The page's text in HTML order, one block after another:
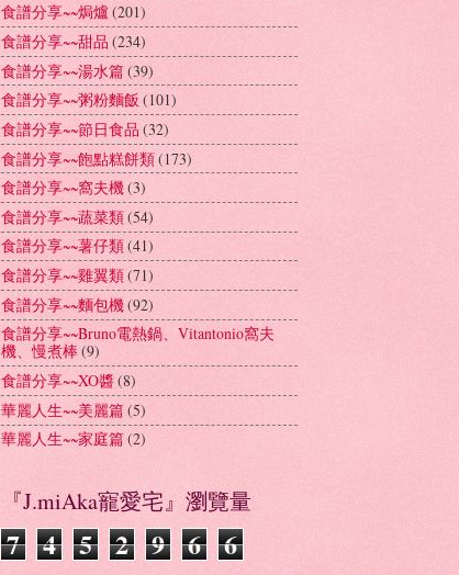
食譜分享~~焗爐 (201)
食譜分享~~甜品 (234)
食譜分享~~湯水篇(39)
食譜分享~~粥粉麵飯 (101)
食譜分享~~節日食品 (32)
食譜分享~~飽點糕餅類(173)
食譜分享~~窩夫機(3)
食譜分享~~蔬菜類(54)
食譜分享~~薯仔類(41)
食譜分享~~雞翼類(71)
食譜分享~~麵包機(92)
食譜分享~~Bruno電熱鍋、Vitantonio窩夫
機、慢煮棒(9)
食譜分享~~XO醬(8)
華麗人生~~美麗篇(5)
華麗人生~~家庭篇(2)
『J.miAka寵愛宅』瀏覽量
7 4 5 2 9 6 6